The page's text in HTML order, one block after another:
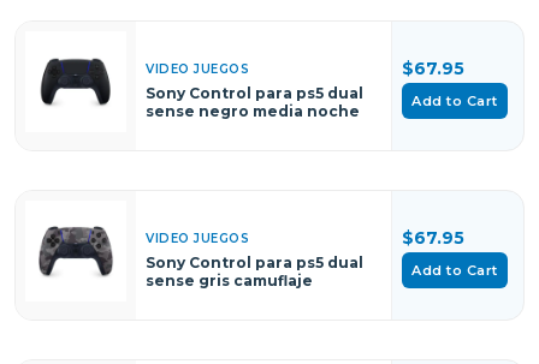
VIDEO JUEGOS
Sony Control para ps5 dual
sense negro media noche
$67.95
Add to Cart
VIDEO JUEGOS
Sony Control para ps5 dual
sense gris camuflaje
$67.95
Add to Cart